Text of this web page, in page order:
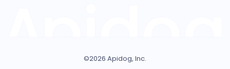
©2026 Apidog, Inc.